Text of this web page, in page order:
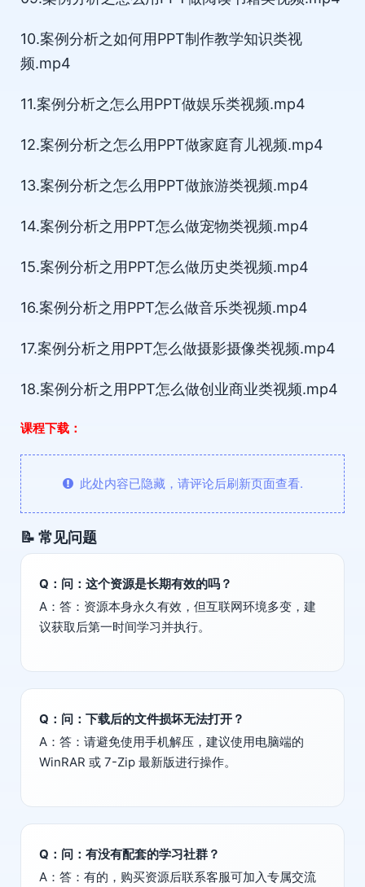
10.案例分析之如何用PPT制作教学知识类视
频.mp4
11.案例分析之怎么用PPT做娱乐类视频.mp4
12.案例分析之怎么用PPT做家庭育儿视频.mp4
13.案例分析之怎么用PPT做旅游类视频.mp4
14.案例分析之用PPT怎么做宠物类视频.mp4
15.案例分析之用PPT怎么做历史类视频.mp4
16.案例分析之用PPT怎么做音乐类视频.mp4
17.案例分析之用PPT怎么做摄影摄像类视频.mp4
18.案例分析之用PPT怎么做创业商业类视频.mp4
课程下载：
此处内容已隐藏，请评论后刷新页面查看.
📝 常见问题
Q：问：这个资源是长期有效的吗？
A：答：资源本身永久有效，但互联网环境多变，建
议获取后第一时间学习并执行。
Q：问：下载后的文件损坏无法打开？
A：答：请避免使用手机解压，建议使用电脑端的
WinRAR 或 7-Zip 最新版进行操作。
Q：问：有没有配套的学习社群？
A：答：有的，购买资源后联系客服可加入专属交流